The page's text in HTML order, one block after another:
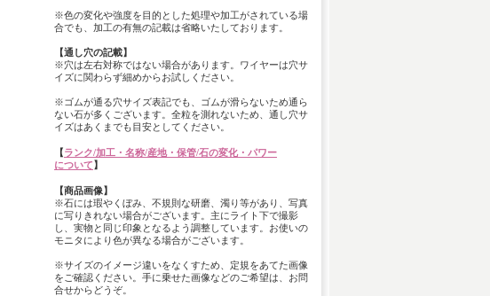
※色の変化や強度を目的とした処理や加工がされている場
合でも、加工の有無の記載は省略いたしております。
【通し穴の記載】
※穴は左右対称ではない場合があります。ワイヤーは穴サ
イズに関わらず細めからお試しください。
※ゴムが通る穴サイズ表記でも、ゴムが滑らないため通ら
ない石が多くございます。全粒を測れないため、通し穴サ
イズはあくまでも目安としてください。
【ランク/加工・名称/産地・保管/石の変化・パワー
について】
【商品画像】
※石には瑕やくぼみ、不規則な研磨、濁り等があり、写真
に写りきれない場合がございます。主にライト下で撮影
し、実物と同じ印象となるよう調整しています。お使いの
モニタにより色が異なる場合がございます。
※サイズのイメージ違いをなくすため、定規をあてた画像
をご確認ください。手に乗せた画像などのご希望は、お問
合せからどうぞ。